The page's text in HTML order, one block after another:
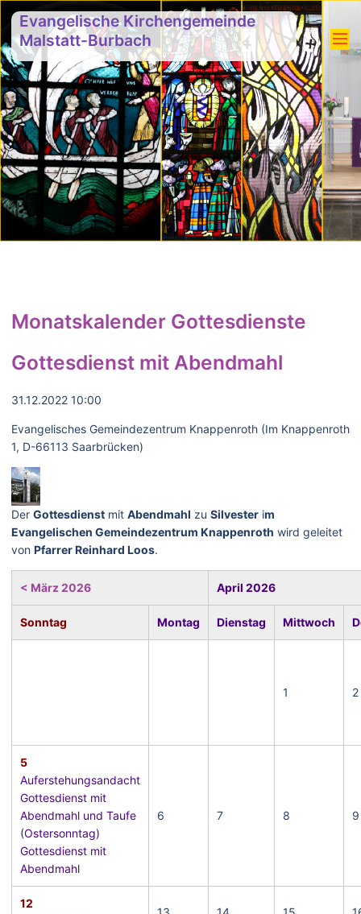
Evangelische Kirchengemeinde
Malstatt-Burbach
Monatskalender Gottesdienste
Gottesdienst mit Abendmahl
31.12.2022 10:00
Evangelisches Gemeindezentrum Knappenroth (Im Knappenroth
1, D-66113 Saarbrücken)
Der Gottesdienst mit Abendmahl zu Silvester im
Evangelischen Gemeindezentrum Knappenroth wird geleitet
von Pfarrer Reinhard Loos.
< März 2026 April 2026
Sonntag Montag Dienstag Mittwoch
1 2
5
Auferstehungsandacht
Gottesdienst mit
Abendmahl und Taufe
(Ostersonntag)
Gottesdienst mit
Abendmahl
6 7 8 9
12